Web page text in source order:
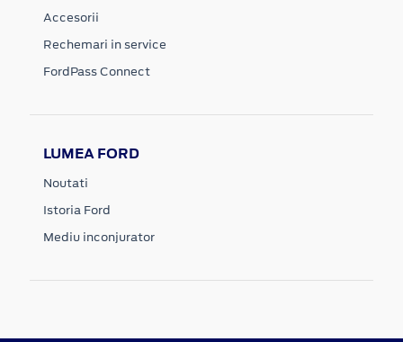
Accesorii
Rechemari in service
FordPass Connect
LUMEA FORD
Noutati
Istoria Ford
Mediu inconjurator